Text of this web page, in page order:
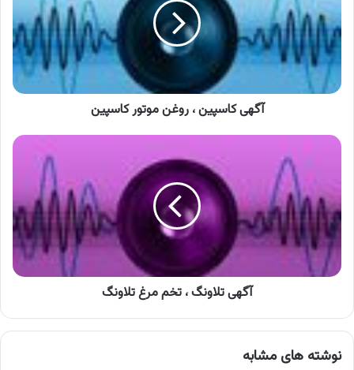
روغن
موتور
کاسپین
آگهی کاسپین ، روغن موتور کاسپین
آگهی
تخم
مرغ
تلاونگ
آگهی تلاونگ ، تخم مرغ تلاونگ
نوشته های مشابه